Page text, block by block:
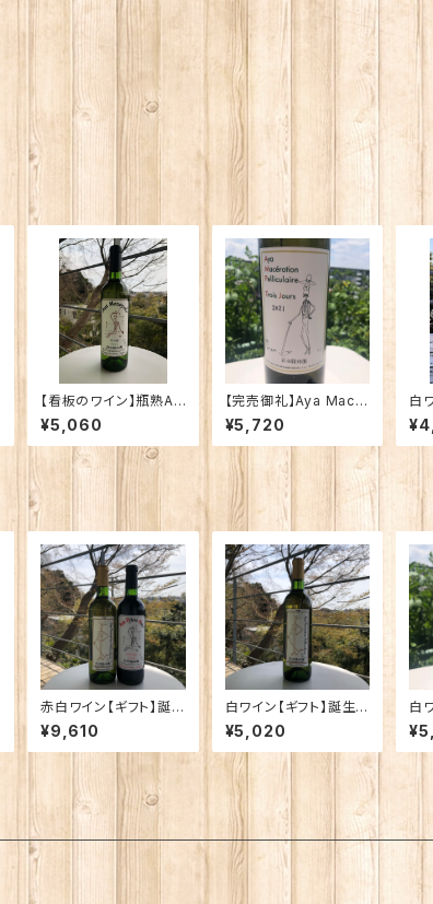
【看板のワイン】瓶熟Ay
a Monopole 2023
【香り高くスッキリ】自家
栽培樹齢60年古樹の
甲州白ワイン
¥5,060
【完売御礼】Aya Macé
ration Pelliculaire Tr
ois Jours 2021【至高
の深み】自家栽培樹齢6
0年古樹の甲州白ワイ
¥5,720
白
a
樹
赤白ワイン【ギフト】誕生
日や記念日などのプレ
ゼント用に特製麻袋に
入れメッセージカード付
きでお届けします！自家
栽培樹齢60年古樹の
甲州白ワイン と 日本の
赤ワインのイメージを
一新したといわれるビ
ジュノアールの2本セッ
¥9,610
白ワイン【ギフト】誕生日
や記念日などのプレゼ
ント用に特製麻袋に入
れ、メッセージカード付
きでお届けいたします。
自家栽培樹齢60年古
樹の甲州白ワイン アヤ
マセラシオンペリュキュ
ーレ
¥5,020
白
ois
の